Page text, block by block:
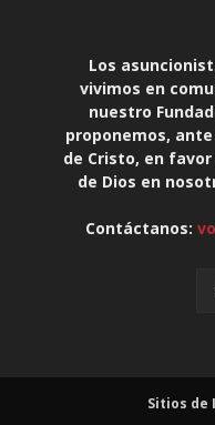
Los
vivimos en
nuestro
proponemos,
de Cristo, en
de Dios en
Contáctanos:
Sitios de